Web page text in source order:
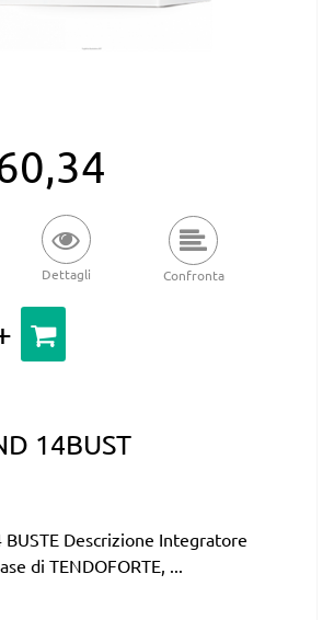
Dettagli Confronta
14BUST
BUSTE Descrizione Integratore
di TENDOFORTE, ...